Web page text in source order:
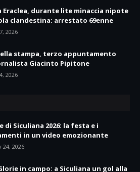
Eraclea, durante lite minaccia nipote
clandestina: arrestato 69enne
2026
stampa, terzo appuntamento
Giacinto Pipitone
2026
di Siculiana 2026: la festa e i
in un video emozionante
24, 2026
in campo: a Siculiana un gol alla